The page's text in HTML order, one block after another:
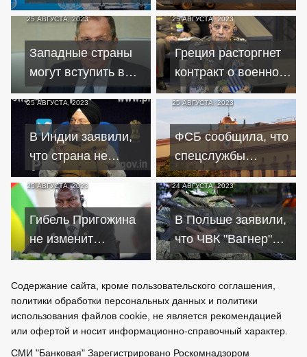
Молдавию от
усиления
поддержки Украины
продлить запрет на
импорт зерна с
Украины
25 АВГУСТА, 2023
Западные страны
могут вступить в
БРИКС, если
откажутся от
санкций – МИД РФ
25 АВГУСТА, 2023
Греция расторгнет
контракт о военном
сотрудничестве с
Россией
25 АВГУСТА, 2023
В Индии заявили,
что страна не
зависит от поставок
нефти из России
25 АВГУСТА, 2023
ФСБ сообщила, что
спецслужбы
Украины ищут
поджигателей через
объявления
25 АВГУСТА, 2023
Гибель Пригожина
не изменит
сотрудничество с
президента ЦАР
24 АВГУСТА, 2023
В Польше заявили,
что ЧВК "Вагнер"
представляет
Пригожина
Содержание сайта, кроме пользовательского соглашения,
политики обработки персональных данных и политики
использования файлов cookie, не является рекомендацией
или офертой и носит информационно-справочный характер.
СМИ "Банковая" Зарегистрировано Роскомнадзором